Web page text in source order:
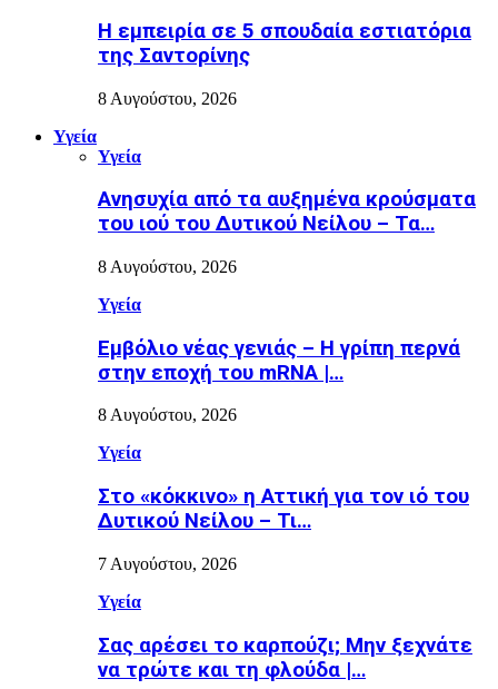
Η εμπειρία σε 5 σπουδαία εστιατόρια
της Σαντορίνης
8 Αυγούστου, 2026
Υγεία
Υγεία
Ανησυχία από τα αυξημένα κρούσματα
του ιού του Δυτικού Νείλου – Τα…
8 Αυγούστου, 2026
Υγεία
Εµβόλιο νέας γενιάς – Η γρίπη περνά
στην εποχή του mRNA |…
8 Αυγούστου, 2026
Υγεία
Στο «κόκκινο» η Αττική για τον ιό του
Δυτικού Νείλου – Τι…
7 Αυγούστου, 2026
Υγεία
Σας αρέσει το καρπούζι; Μην ξεχνάτε
να τρώτε και τη φλούδα |…